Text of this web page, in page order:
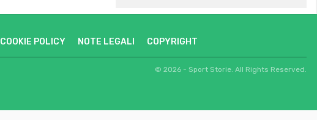
COOKIE POLICY NOTE LEGALI COPYRIGHT
© 2026 - Sport Storie. All Rights Reserved.